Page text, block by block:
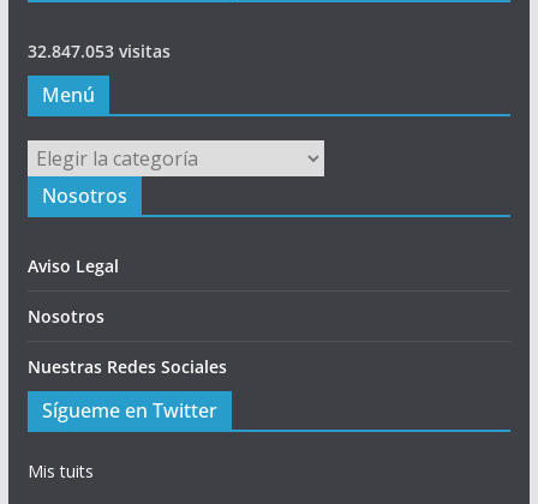
32.847.053 visitas
Menú
Menú
Nosotros
Aviso Legal
Nosotros
Nuestras Redes Sociales
Sígueme en Twitter
Mis tuits